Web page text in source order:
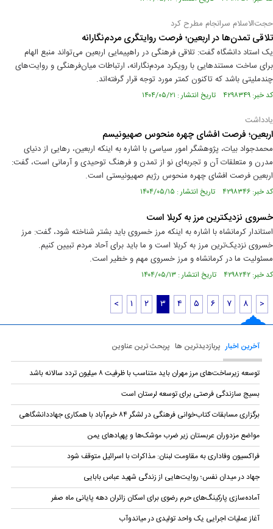
حجت‌الاسلام سرانجام مطرح کرد
تلاقی تمدن‌ها در اربعین؛ فرصت روایتگری مردم‌نگارانه
یک استاد دانشگاه گفت: تلاقی فرهنگی در راهپیمایی اربعین می‌تواند منبع الهام
برای ساخت مستندهایی با رویکرد مردم‌نگارانه، ارتباطات میان‌فرهنگی و روایت‌های
چندملیتی باشد که تاکنون کمتر مورد توجه قرار گرفته‌اند.
کد خبر: ۴۲۹۸۳۴۹ تاریخ انتشار : ۱۴۰۴/۰۵/۲۱
یادداشت
اربعین؛ فرصت افشای چهره منحوس صهیونیسم
محمدجواد بیات، پژوهشگر امور سیاسی با اشاره به اینکه اربعین، رهایی از دنیای
مدرن و متعلقات آن و تجربه‌ای نو از تمدن و فرهنگ توحیدی و آرمانی است، گفت:
اربعین فرصت افشای چهره منحوس رژیم صهیونیستی است.
کد خبر: ۴۲۹۸۳۴۶ تاریخ انتشار : ۱۴۰۴/۰۵/۱۵
خسروی نزدیکترین مرز به کربلا است
استاندار کرمانشاه با اشاره به اینکه مرز خسروی باید بشتر شناخته شود، گفت: مرز
خسروی نزدیک‌ترین مرز به کربلا است و ما باید برای آحاد مردم تبیین کنیم.
مسئولیت ما در کرمانشاه و مرز خسروی مهم و خطیر است.
کد خبر: ۴۲۹۸۲۴۲ تاریخ انتشار : ۱۴۰۴/۰۵/۱۳
< ۱ ۲ ۳ ۴ ۵ ۶ ۷ ۸ >
آخرین اخبار پربازدیدترین ها پربحث ترین عناوین
توسعه زیرساخت‌های مرز مهران باید متناسب با ظرفیت ۸ میلیون تردد سالانه باشد
بسیج سازندگی فرصتی برای توسعه لرستان است
برگزاری مسابقات کتاب‌خوانی فرهنگی در لشگر ۸۴ خرم‌آباد با همکاری جهاددانشگاهی
مواضع مزدوران عربستان زیر ضرب موشک‌ها و پهپادهای یمن
فراکسیون وفاداری به مقاومت لبنان: مذاکرات با اسرائیل متوقف شود
جهاد در میدان نفس؛ روایت‌هایی از زندگی شهید عباس بابایی
آماده‌سازی پارکینگ‌های حرم رضوی برای اسکان زائران دهه پایانی ماه صفر
آغاز عملیات اجرایی یک واحد تولیدی در میاندوآب